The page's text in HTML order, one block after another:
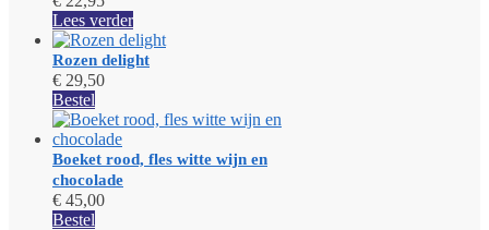
op
productpagina
Lees verder
Rozen delight
€ 29,50
Bestel
Boeket rood, fles witte wijn en
chocolade
€ 45,00
Bestel